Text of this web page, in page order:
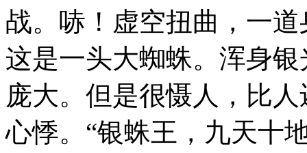
战。哧！虚空扭曲，一
这是一头大蜘蛛。浑身
庞大。但是很慑人，比
心悸。“银蛛王，九天十